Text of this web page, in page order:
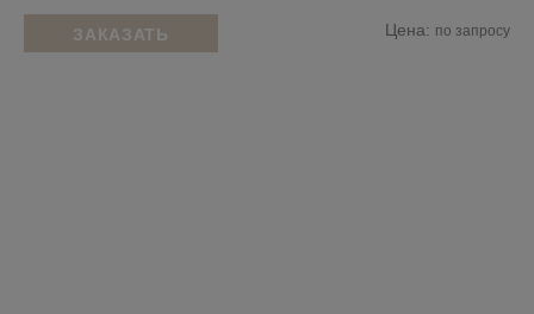
ЗАКАЗАТЬ Цена: по запросу